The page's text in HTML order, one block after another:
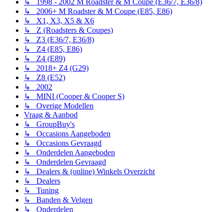
↳ 1998 - 2002 M Roadster & M Coupe (E36/7, E36/8)
↳ 2006+ M Roadster & M Coupe (E85, E86)
↳ X1, X3, X5 & X6
↳ Z (Roadsters & Coupes)
↳ Z3 (E36/7, E36/8)
↳ Z4 (E85, E86)
↳ Z4 (E89)
↳ 2018+ Z4 (G29)
↳ Z8 (E52)
↳ 2002
↳ MINI (Cooper & Cooper S)
↳ Overige Modellen
Vraag & Aanbod
↳ GroupBuy's
↳ Occasions Aangeboden
↳ Occasions Gevraagd
↳ Onderdelen Aangeboden
↳ Onderdelen Gevraagd
↳ Dealers & (online) Winkels Overzicht
↳ Dealers
↳ Tuning
↳ Banden & Velgen
↳ Onderdelen